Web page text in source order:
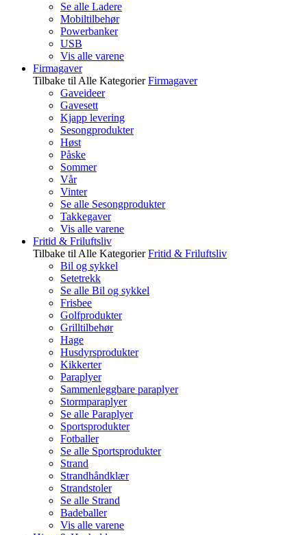
Se alle Ladere
Mobiltilbehør
Powerbanker
USB
Vis alle varene
Firmagaver
Tilbake til Alle Kategorier Firmagaver
Gaveideer
Gavesett
Kjapp levering
Sesongprodukter
Høst
Påske
Sommer
Vår
Vinter
Se alle Sesongprodukter
Takkegaver
Vis alle varene
Fritid & Friluftsliv
Tilbake til Alle Kategorier Fritid & Friluftsliv
Bil og sykkel
Setetrekk
Se alle Bil og sykkel
Frisbee
Golfprodukter
Grilltilbehør
Hage
Husdyrsprodukter
Kikkerter
Paraplyer
Sammenleggbare paraplyer
Stormparaplyer
Se alle Paraplyer
Sportsprodukter
Fotballer
Se alle Sportsprodukter
Strand
Strandhåndklær
Strandstoler
Se alle Strand
Badeballer
Vis alle varene